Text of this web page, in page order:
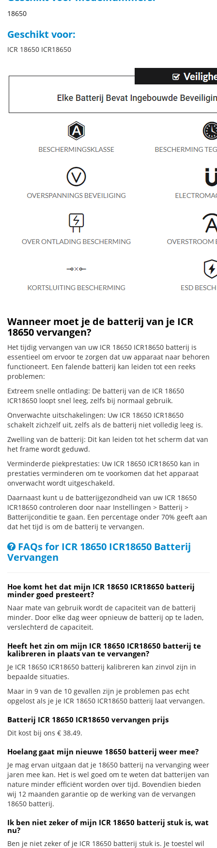
18650
Geschikt voor:
ICR 18650 ICR18650
Wanneer moet je de batterij van je ICR
18650 vervangen?
Het tijdig vervangen van uw ICR 18650 ICR18650 batterij is
essentieel om ervoor te zorgen dat uw apparaat naar behoren
functioneert. Een falende batterij kan leiden tot een reeks
problemen:
Extreem snelle ontlading: De batterij van de ICR 18650
ICR18650 loopt snel leeg, zelfs bij normaal gebruik.
Onverwachte uitschakelingen: Uw ICR 18650 ICR18650
schakelt zichzelf uit, zelfs als de batterij niet volledig leeg is.
Zwelling van de batterij: Dit kan leiden tot het scherm dat van
het frame wordt geduwd.
Verminderde piekprestaties: Uw ICR 18650 ICR18650 kan in
prestaties verminderen om te voorkomen dat het apparaat
onverwacht wordt uitgeschakeld.
Daarnaast kunt u de batterijgezondheid van uw ICR 18650
ICR18650 controleren door naar Instellingen > Batterij >
Batterijconditie te gaan. Een percentage onder 70% geeft aan
dat het tijd is om de batterij te vervangen.
FAQs for ICR 18650 ICR18650 Batterij
Vervangen
Hoe komt het dat mijn ICR 18650 ICR18650 batterij
minder goed presteert?
Naar mate van gebruik wordt de capaciteit van de batterij
minder. Door elke dag weer opnieuw de batterij op te laden,
verslechterd de capaciteit.
Heeft het zin om mijn ICR 18650 ICR18650 batterij te
kalibreren in plaats van te vervangen?
Je ICR 18650 ICR18650 batterij kalibreren kan zinvol zijn in
bepaalde situaties.
Maar in 9 van de 10 gevallen zijn je problemen pas echt
opgelost als je je ICR 18650 ICR18650 batterij laat vervangen.
Batterij ICR 18650 ICR18650 vervangen prijs
Dit kost bij ons € 38.49.
Hoelang gaat mijn nieuwe 18650 batterij weer mee?
Je mag ervan uitgaan dat je 18650 batterij na vervanging weer
jaren mee kan. Het is wel goed om te weten dat batterijen van
nature minder efficiënt worden over tijd. Bovendien bieden
wij 12 maanden garantie op de werking van de vervangen
18650 batterij.
Ik ben niet zeker of mijn ICR 18650 batterij stuk is, wat
nu?
Ben je niet zeker of je ICR 18650 batterij stuk is. Je toestel wil